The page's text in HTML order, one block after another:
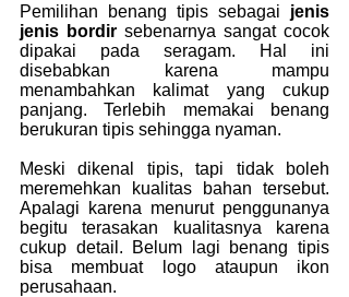
Pemilihan benang tipis sebagai jenis
jenis bordir sebenarnya sangat cocok
dipakai pada seragam. Hal ini
disebabkan karena mampu
menambahkan kalimat yang cukup
panjang. Terlebih memakai benang
berukuran tipis sehingga nyaman.
Meski dikenal tipis, tapi tidak boleh
meremehkan kualitas bahan tersebut.
Apalagi karena menurut penggunanya
begitu terasakan kualitasnya karena
cukup detail. Belum lagi benang tipis
bisa membuat logo ataupun ikon
perusahaan.